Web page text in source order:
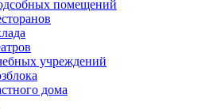
помещений
учреждений
дома